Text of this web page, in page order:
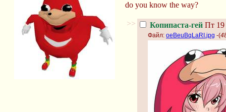
do you know the way?
>> Копипаста-гей Пт 19
Файл: oeBeuBqLaRI.jpg -(